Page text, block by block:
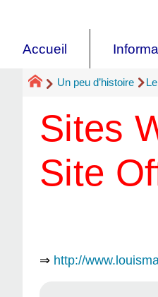
Accueil
Un peu d’histoire
Sites
Site
⇒ http://